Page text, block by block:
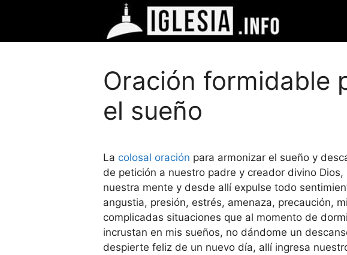
Oración formidable
el sueño
La colosal oración para armonizar el sueño y
de petición a nuestro padre y creador divino
nuestra mente y desde allí expulse todo
angustia, presión, estrés, amenaza, precaución,
complicadas situaciones que al momento de
incrustan en mis sueños, no dándome un
despierte feliz de un nuevo día, allí ingresa